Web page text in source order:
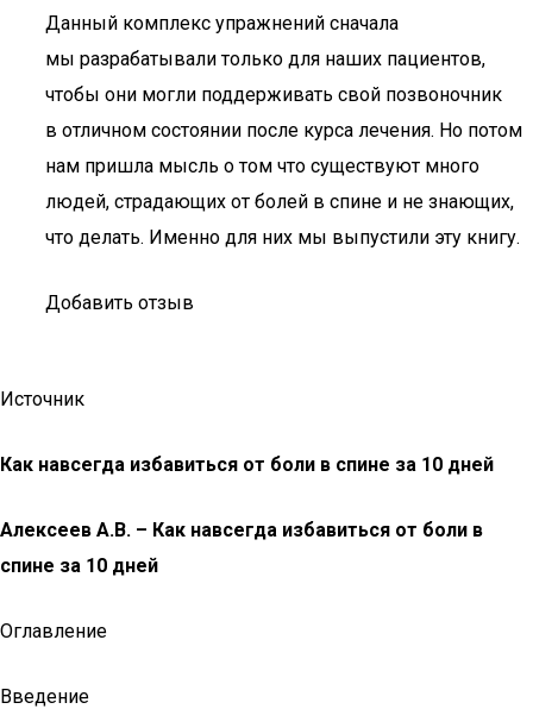
Данный комплекс упражнений сначала
мы разрабатывали только для наших пациентов,
чтобы они могли поддерживать свой позвоночник
в отличном состоянии после курса лечения. Но потом
нам пришла мысль о том что существуют много
людей, страдающих от болей в спине и не знающих,
что делать. Именно для них мы выпустили эту книгу.
Добавить отзыв
Источник
Как навсегда избавиться от боли в спине за 10 дней
Алексеев А.В. – Как навсегда избавиться от боли в
спине за 10 дней
Оглавление
Введение